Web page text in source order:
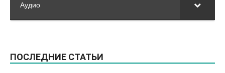
Аудио
ПОСЛЕДНИЕ СТАТЬИ